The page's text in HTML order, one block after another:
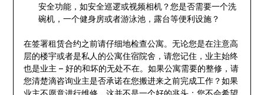
安全功能，如安全巡逻或视频相机？您是否需要一个洗
碗机，一个健身房或者游泳池，露台等便利设施？
在签署租赁合约之前请仔细地检查公寓。无论您是在注意高
层的楼宇或者是私人的公寓住宿院舍，请您记住，业主始终
也是业主 – 好的和坏的无处不在。如果公寓需要的整修，请
您清楚滴咨询业主是否承诺在您搬进来之前完成工作？如果